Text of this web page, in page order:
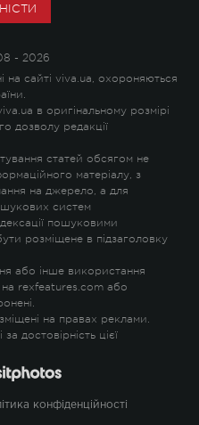
- 2026
на сайті viva.ua, охороняються
в оригінальному розмірі
дозволу редакції
статей обсягом не
матеріалу, з
на джерело, а для
систем
пошуковими
розміщене в підзаголовку
або інше використання
на rexfeatures.com або
на правах реклами.
достовірність цієї
конфіденційності